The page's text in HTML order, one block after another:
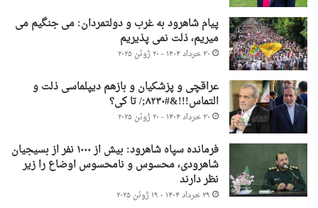
پیام شاهرود به غرب و دولتمردان: می جنگیم می
میریم، ذلت نمی پذیریم
۳۰ خرداد ۱۴۰۴ - ۲۰ ژوئن ۲۰۲۵
عراقچی و پزشکیان و بازهم دیپلماسی ذلت و
التماس!!!&#۸۲۳۰;/ تا کی؟
۳۰ خرداد ۱۴۰۴ - ۲۰ ژوئن ۲۰۲۵
فرمانده سپاه شاهرود: بیش از ۱۰۰۰ نفر از بسیجیان
شاهرودی، محسوس و نامحسوس اوضاع را زیر
نظر دارند
۲۹ خرداد ۱۴۰۴ - ۱۹ ژوئن ۲۰۲۵